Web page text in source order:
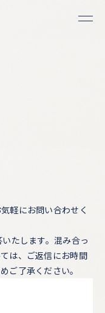
軽にお問い合わせく
たします。混み合っ
は、ご返信にお時間
ご了承ください。